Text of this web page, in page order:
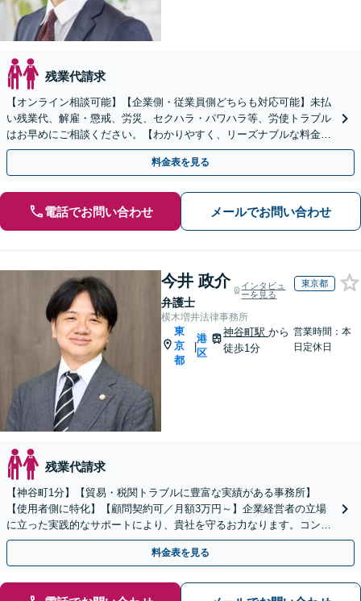
残業代請求
【オンライン相談可能】【企業側・従業員側どちらも対応可能】未払
い残業代、解雇・懲戒、労災、セクハラ・パワハラ等、労使トラブル
はお早めにご相談ください。【わかりやすく、リーズナブルな料金設
定】【弁護士歴7年】【藤崎駅から徒歩5分】
料金表を見る
電話でお問い合わせ メールでお問い合わせ
今井 政介
弁護士
インタビュ
ーを見る
東京都
横木増井法律事務所
東
京
都
|
港
区
神谷町駅から
徒歩1分
営業時間：本
日定休日
残業代請求
【神谷町1分】【貿易・税関トラブルに豊富な実績がある事務所】
【使用者側に特化】【顧問契約可／月額3万円～】企業経営者の立場
に立った実践的なサポートにより、貴社を守るお力なります。コンプ
ライアンス違反や不祥事、従業員の横領などの問題に対応
料金表を見る